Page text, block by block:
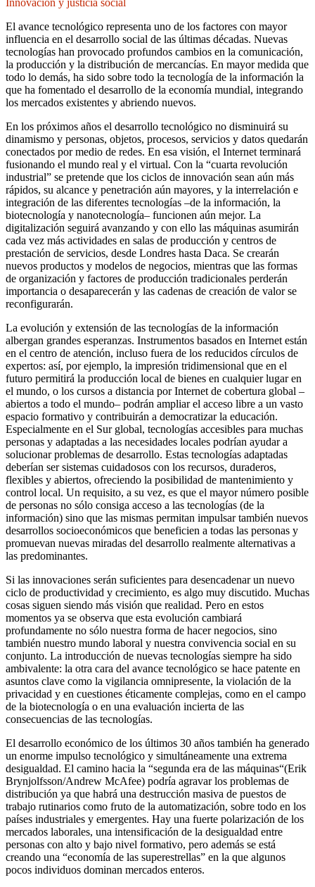
Innovación y justicia social
El avance tecnológico representa uno de los factores con mayor
influencia en el desarrollo social de las últimas décadas. Nuevas
tecnologías han provocado profundos cambios en la comunicación,
la producción y la distribución de mercancías. En mayor medida que
todo lo demás, ha sido sobre todo la tecnología de la información la
que ha fomentado el desarrollo de la economía mundial, integrando
los mercados existentes y abriendo nuevos.
En los próximos años el desarrollo tecnológico no disminuirá su
dinamismo y personas, objetos, procesos, servicios y datos quedarán
conectados por medio de redes. En esa visión, el Internet terminará
fusionando el mundo real y el virtual. Con la “cuarta revolución
industrial” se pretende que los ciclos de innovación sean aún más
rápidos, su alcance y penetración aún mayores, y la interrelación e
integración de las diferentes tecnologías –de la información, la
biotecnología y nanotecnología– funcionen aún mejor. La
digitalización seguirá avanzando y con ello las máquinas asumirán
cada vez más actividades en salas de producción y centros de
prestación de servicios, desde Londres hasta Daca. Se crearán
nuevos productos y modelos de negocios, mientras que las formas
de organización y factores de producción tradicionales perderán
importancia o desaparecerán y las cadenas de creación de valor se
reconfigurarán.
La evolución y extensión de las tecnologías de la información
albergan grandes esperanzas. Instrumentos basados en Internet están
en el centro de atención, incluso fuera de los reducidos círculos de
expertos: así, por ejemplo, la impresión tridimensional que en el
futuro permitirá la producción local de bienes en cualquier lugar en
el mundo, o los cursos a distancia por Internet de cobertura global –
abiertos a todo el mundo– podrán ampliar el acceso libre a un vasto
espacio formativo y contribuirán a democratizar la educación.
Especialmente en el Sur global, tecnologías accesibles para muchas
personas y adaptadas a las necesidades locales podrían ayudar a
solucionar problemas de desarrollo. Estas tecnologías adaptadas
deberían ser sistemas cuidadosos con los recursos, duraderos,
flexibles y abiertos, ofreciendo la posibilidad de mantenimiento y
control local. Un requisito, a su vez, es que el mayor número posible
de personas no sólo consiga acceso a las tecnologías (de la
información) sino que las mismas permitan impulsar también nuevos
desarrollos socioeconómicos que beneficien a todas las personas y
promuevan nuevas miradas del desarrollo realmente alternativas a
las predominantes.
Si las innovaciones serán suficientes para desencadenar un nuevo
ciclo de productividad y crecimiento, es algo muy discutido. Muchas
cosas siguen siendo más visión que realidad. Pero en estos
momentos ya se observa que esta evolución cambiará
profundamente no sólo nuestra forma de hacer negocios, sino
también nuestro mundo laboral y nuestra convivencia social en su
conjunto. La introducción de nuevas tecnologías siempre ha sido
ambivalente: la otra cara del avance tecnológico se hace patente en
asuntos clave como la vigilancia omnipresente, la violación de la
privacidad y en cuestiones éticamente complejas, como en el campo
de la biotecnología o en una evaluación incierta de las
consecuencias de las tecnologías.
El desarrollo económico de los últimos 30 años también ha generado
un enorme impulso tecnológico y simultáneamente una extrema
desigualdad. El camino hacia la “segunda era de las máquinas“(Erik
Brynjolfsson/Andrew McAfee) podría agravar los problemas de
distribución ya que habrá una destrucción masiva de puestos de
trabajo rutinarios como fruto de la automatización, sobre todo en los
países industriales y emergentes. Hay una fuerte polarización de los
mercados laborales, una intensificación de la desigualdad entre
personas con alto y bajo nivel formativo, pero además se está
creando una “economía de las superestrellas” en la que algunos
pocos individuos dominan mercados enteros.